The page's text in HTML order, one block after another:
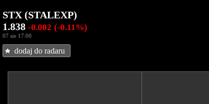
STX (STALEXP)
1.838 -0.002 (-0.11%)
07 sie 17:00
dodaj do radaru